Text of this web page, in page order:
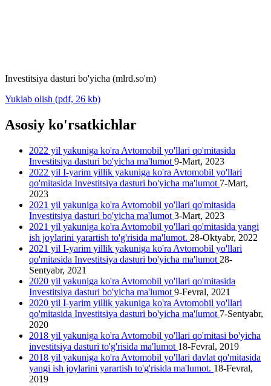
Investitsiya dasturi bo'yicha (mlrd.so'm)
Yuklab olish (pdf, 26 kb)
Asosiy ko'rsatkichlar
2022 yil yakuniga ko'ra Avtomobil yo'llari qo'mitasida
Investitsiya dasturi bo'yicha ma'lumot 9-Mart, 2023
2022 yil I-yarim yillik yakuniga ko'ra Avtomobil yo'llari
qo'mitasida Investitsiya dasturi bo'yicha ma'lumot 7-Mart,
2023
2021 yil yakuniga ko'ra Avtomobil yo'llari qo'mitasida
Investitsiya dasturi bo'yicha ma'lumot 3-Mart, 2023
2021 yil yakuniga ko'ra Avtomobil yo'llari qo'mitasida yangi
ish joylarini yarartish to'g'risida ma'lumot. 28-Oktyabr, 2022
2021 yil I-yarim yillik yakuniga ko'ra Avtomobil yo'llari
qo'mitasida Investitsiya dasturi bo'yicha ma'lumot 28-
Sentyabr, 2021
2020 yil yakuniga ko'ra Avtomobil yo'llari qo'mitasida
Investitsiya dasturi bo'yicha ma'lumot 9-Fevral, 2021
2020 yil I-yarim yillik yakuniga ko'ra Avtomobil yo'llari
qo'mitasida Investitsiya dasturi bo'yicha ma'lumot 7-Sentyabr,
2020
2018 yil yakuniga ko'ra Avtomobil yo'llari qo'mitasi bo'yicha
investitsiya dasturi to'g'risida ma'lumot 18-Fevral, 2019
2018 yil yakuniga ko'ra Avtomobil yo'llari davlat qo'mitasida
yangi ish joylarini yarartish to'g'risida ma'lumot. 18-Fevral,
2019